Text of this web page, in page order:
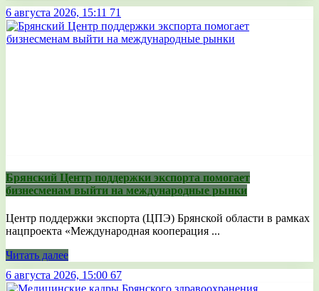
6 августа 2026, 15:11 71
Брянский Центр поддержки экспорта помогает
бизнесменам выйти на международные рынки
Центр поддержки экспорта (ЦПЭ) Брянской области в рамках
нацпроекта «Международная кооперация ...
Читать далее
6 августа 2026, 15:00 67